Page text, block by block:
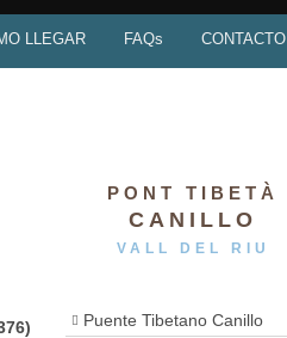
LLEGAR FAQs CONTACTO
PONT TIBETÀ
CANILLO
VALL DEL RIU
Puente Tibetano Canillo